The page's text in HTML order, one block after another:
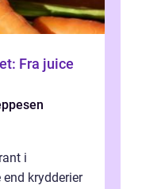
Fra juice
i
krydderier